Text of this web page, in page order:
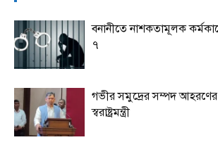
বনানীতে নাশকতামূলক
৭
গভীর সমুদ্রের সম্পদ আহরণের
স্বরাষ্ট্রমন্ত্রী